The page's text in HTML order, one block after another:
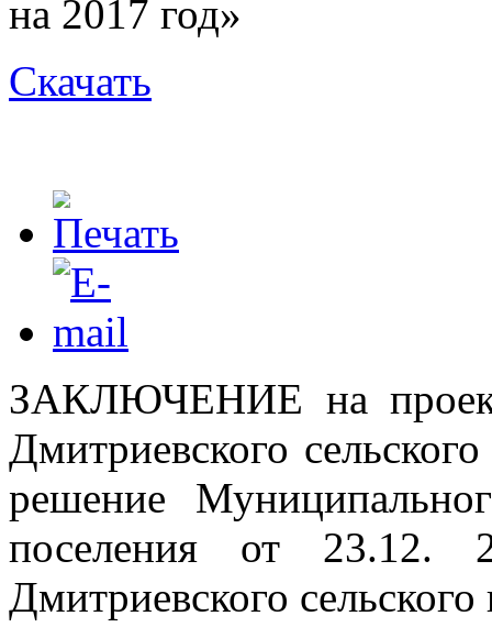
на 2017 год»
Скачать
ЗАКЛЮЧЕНИЕ на
Дмитриевского
решение
поселения от
Дмитриевского